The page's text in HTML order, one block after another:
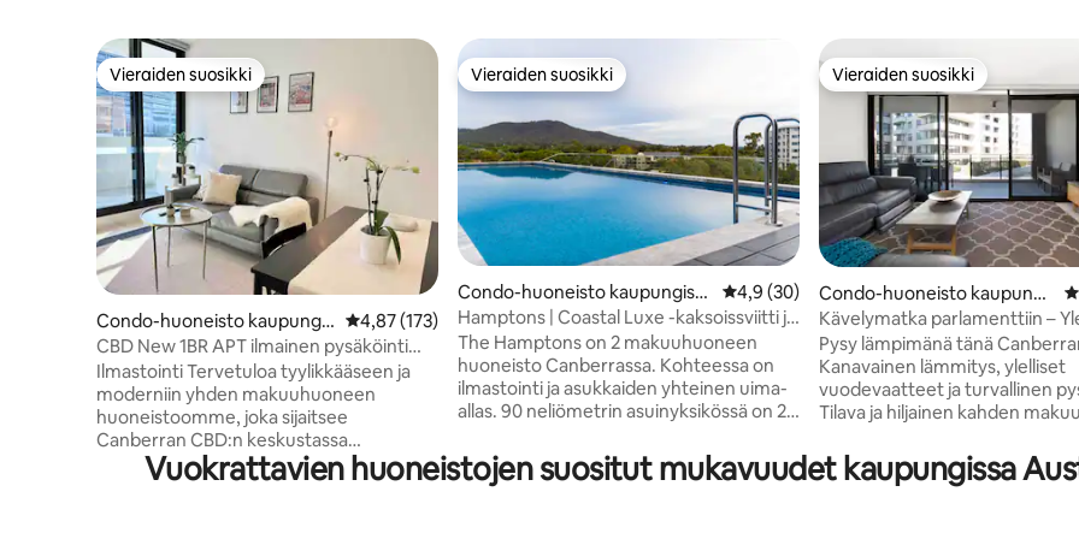
Vieraiden suosikki
Vieraiden suosikki
Condo-huoneisto kaupungis
sa Canberra
Keskimääräinen arvio 4,87/5, 173 arvostelua
4,87 (173)
CBD New 1BR APT ilmainen pysäköinti
#Luxury and Homely
Ilmastointi Tervetuloa tyylikkääseen ja
moderniin yhden makuuhuoneen
huoneistoomme, joka sijaitsee
Canberran CBD:n keskustassa
kävelyetäisyydellä erilaisiin kauppoihin,
ravintoloihin ja baareihin. Tämä huoneisto
Vieraiden suosikki
Vieraiden suosikki
Condo-huoneisto kaupungissa
Dickson
Keskimääräinen arvio 4,9/5, 30 arvostelua
4,9 (30)
Hamptons | Coastal Luxe -kaksoissviitti ja
uima-allas
The Hamptons on 2 makuuhuoneen
huoneisto Canberrassa. Kohteessa on
ilmastointi ja asukkaiden yhteinen uima-
allas. 90 neliömetrin asuinyksikössä on 2
kylpyhuonetta, litteä televisio, jossa on
Netflix ja kaapelikanavat, sekä täysin
Vieraiden suosikki
Vieraiden suosikki
Condo-huoneisto kaupungi
ssa Barton
Kävelymatka parlamenttiin –
makuuhuoneen kohde | 2
pysäköintialuetta
Pysy lämpimänä tänä
Kanavainen lämmitys, ylelliset
vuodevaatteet ja turvallinen
Tilava ja hiljainen kahden
Canberran Bartonin
Sisältää kaksi king-vuodetta,
Vuokrattavien huoneistojen suositut mukavuudet kaupungissa